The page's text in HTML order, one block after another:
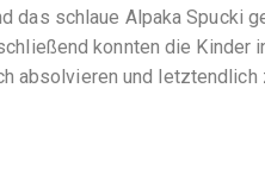
das schlaue Alpaka Spucki
konnten die Kinder
absolvieren und letztendlich